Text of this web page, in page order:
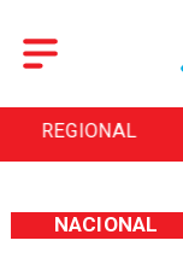
NACIONAL